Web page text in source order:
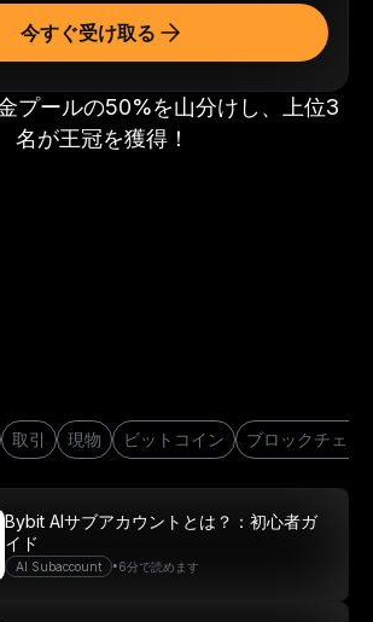
プールの50%を山分けし、上位3
名が王冠を獲得！
今すぐ受け取る
取引 現物 ビットコイン ブロックチェー
AI Subaccount •6分で読めます
Bybit AIサブアカウントとは？：初心者ガ
イド